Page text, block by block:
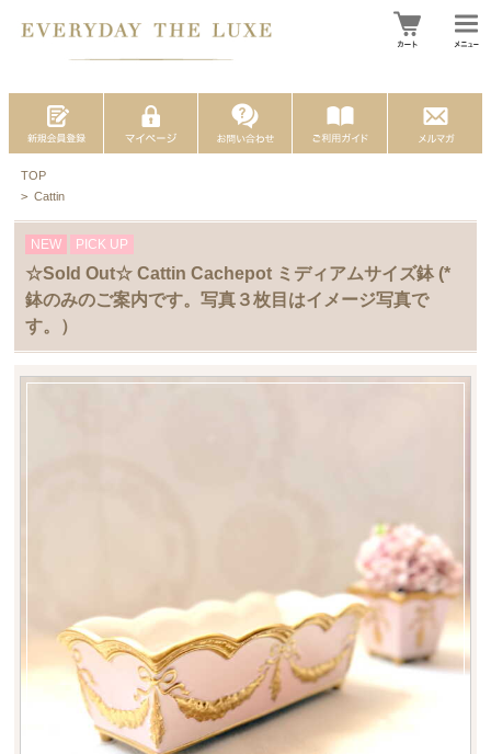
TOP
> Cattin
NEW PICK UP
☆Sold Out☆ Cattin Cachepot ミディアムサイズ鉢 (*
鉢のみのご案内です。写真３枚目はイメージ写真で
す。）